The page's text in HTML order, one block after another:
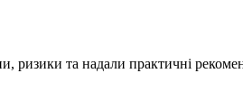
ризики та надали практичні